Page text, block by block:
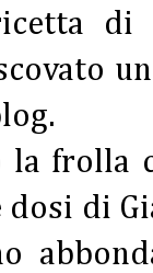
di
la frolla
dosi di